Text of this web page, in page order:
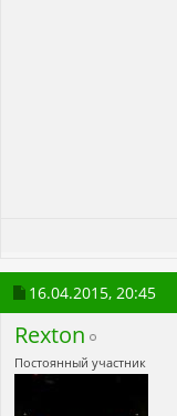
16.04.2015, 20:45
Rexton
Постоянный участник